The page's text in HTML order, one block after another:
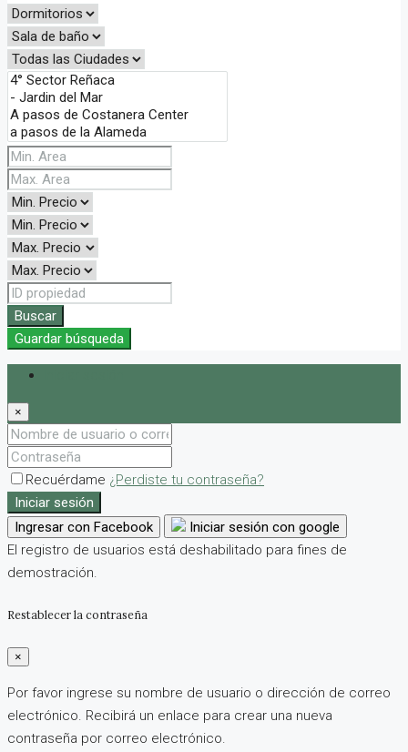
Buscar
Guardar búsqueda
×
Recuérdame ¿Perdiste tu contraseña?
Iniciar sesión
Ingresar con Facebook
Iniciar sesión con google
El registro de usuarios está deshabilitado para fines de
demostración.
Restablecer la contraseña
×
Por favor ingrese su nombre de usuario o dirección de correo
electrónico. Recibirá un enlace para crear una nueva
contraseña por correo electrónico.